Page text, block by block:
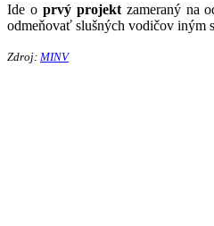
Ide o prvý projektzameraný na
odmeňovať slušných vodičov iným
Zdroj: MINV